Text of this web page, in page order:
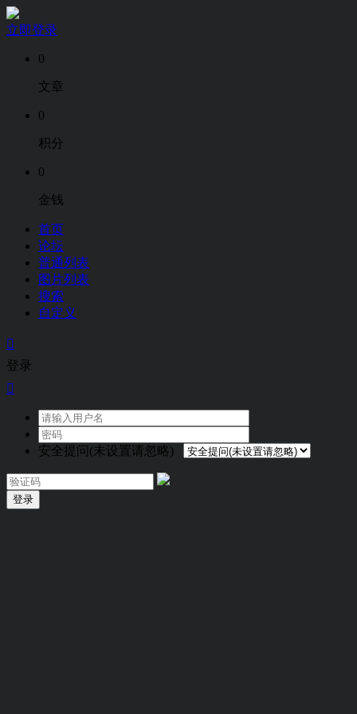
立即登录
0
文章
0
积分
0
金钱
首页
论坛
普通列表
图片列表
搜索
自定义

登录

安全提问(未设置请忽略)
登录